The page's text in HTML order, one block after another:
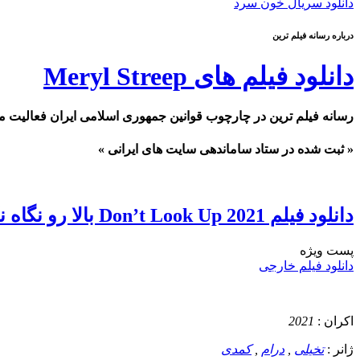
دانلود سریال خون سرد
درباره رسانه فیلم ترین
دانلود فیلم های Meryl Streep
رسانه فیلم ترین در چارچوب قوانین جمهوری اسلامی ایران فعالیت
« ثبت شده در ستاد ساماندهی سایت های ایرانی »
دانلود فیلم Don’t Look Up 2021 بالا رو نگاه نکن
پست ويژه
دانلود فیلم خارجی
اکران : 2021
ژانر :تخیلی درام ,کمدی